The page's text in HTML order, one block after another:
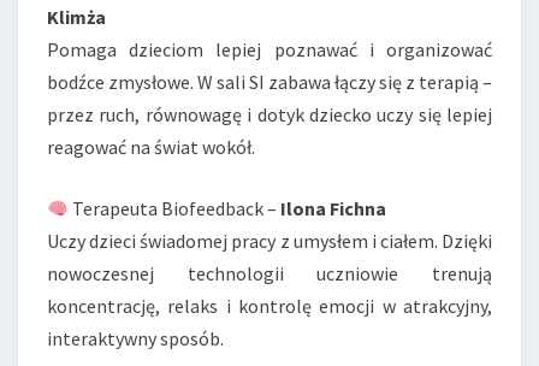
Klimża
Pomaga dzieciom lepiej poznawać i organizować
bodźce zmysłowe. W sali SI zabawa łączy się z terapią –
przez ruch, równowagę i dotyk dziecko uczy się lepiej
reagować na świat wokół.
Terapeuta Biofeedback – Ilona Fichna
Uczy dzieci świadomej pracy z umysłem i ciałem. Dzięki
nowoczesnej technologii uczniowie trenują
koncentrację, relaks i kontrolę emocji w atrakcyjny,
interaktywny sposób.